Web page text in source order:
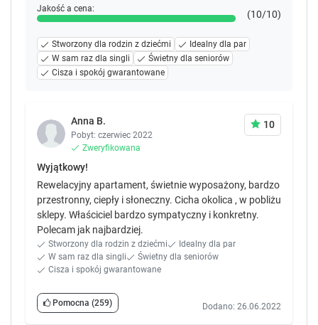
Jakość a cena: (10/10)
Stworzony dla rodzin z dziećmi
Idealny dla par
W sam raz dla singli
Świetny dla seniorów
Cisza i spokój gwarantowane
Anna B.
Pobyt: czerwiec 2022
Zweryfikowana
10
Wyjątkowy!
Rewelacyjny apartament, świetnie wyposażony, bardzo
przestronny, ciepły i słoneczny. Cicha okolica , w pobliżu
sklepy. Właściciel bardzo sympatyczny i konkretny.
Polecam jak najbardziej.
Stworzony dla rodzin z dziećmi
Idealny dla par
W sam raz dla singli
Świetny dla seniorów
Cisza i spokój gwarantowane
Pomocna (259) Dodano: 26.06.2022